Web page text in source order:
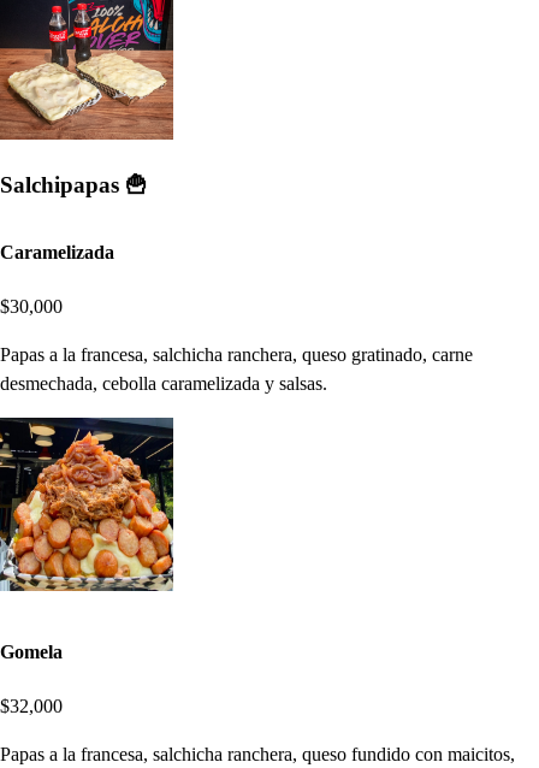
Salchipapas 🍟
Caramelizada
$30,000
Papas a la francesa, salchicha ranchera, queso gratinado, carne
desmechada, cebolla caramelizada y salsas.
Gomela
$32,000
Papas a la francesa, salchicha ranchera, queso fundido con maicitos,